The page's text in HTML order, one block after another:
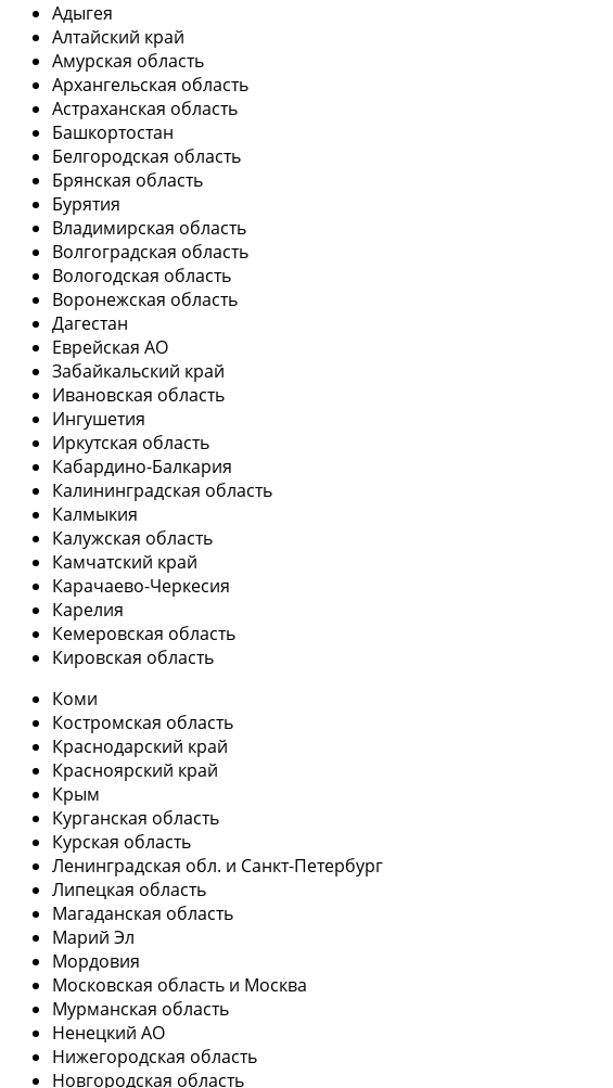
Адыгея
Алтайский край
Амурская область
Архангельская область
Астраханская область
Башкортостан
Белгородская область
Брянская область
Бурятия
Владимирская область
Волгоградская область
Вологодская область
Воронежская область
Дагестан
Еврейская АО
Забайкальский край
Ивановская область
Ингушетия
Иркутская область
Кабардино-Балкария
Калининградская область
Калмыкия
Калужская область
Камчатский край
Карачаево-Черкесия
Карелия
Кемеровская область
Кировская область
Коми
Костромская область
Краснодарский край
Красноярский край
Крым
Курганская область
Курская область
Ленинградская обл. и Санкт-Петербург
Липецкая область
Магаданская область
Марий Эл
Мордовия
Московская область и Москва
Мурманская область
Ненецкий АО
Нижегородская область
Новгородская область